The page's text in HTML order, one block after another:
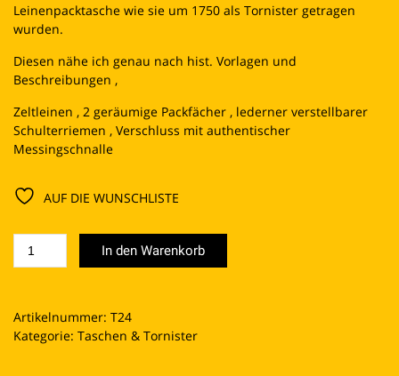
Leinenpacktasche wie sie um 1750 als Tornister getragen
wurden.
Diesen nähe ich genau nach hist. Vorlagen und
Beschreibungen ,
Zeltleinen , 2 geräumige Packfächer , lederner verstellbarer
Schulterriemen , Verschluss mit authentischer
Messingschnalle
AUF DIE WUNSCHLISTE
Leinentornister
1750-
In den Warenkorb
Artikelnummer: T24
Kategorie: Taschen & Tornister